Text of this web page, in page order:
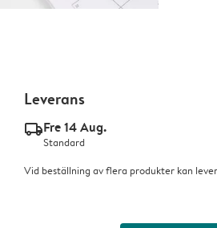
Leverans
delivery_standard_v2Fre 14 Aug.
Standard
Vid beställning av flera produkter kan